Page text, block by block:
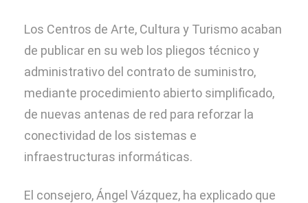
Producción cultural
Los Centros de Arte, Cultura y Turismo acaban
de publicar en su web los pliegos técnico y
administrativo del contrato de suministro,
mediante procedimiento abierto simplificado,
de nuevas antenas de red para reforzar la
conectividad de los sistemas e
infraestructuras informáticas.
El consejero, Ángel Vázquez, ha explicado que